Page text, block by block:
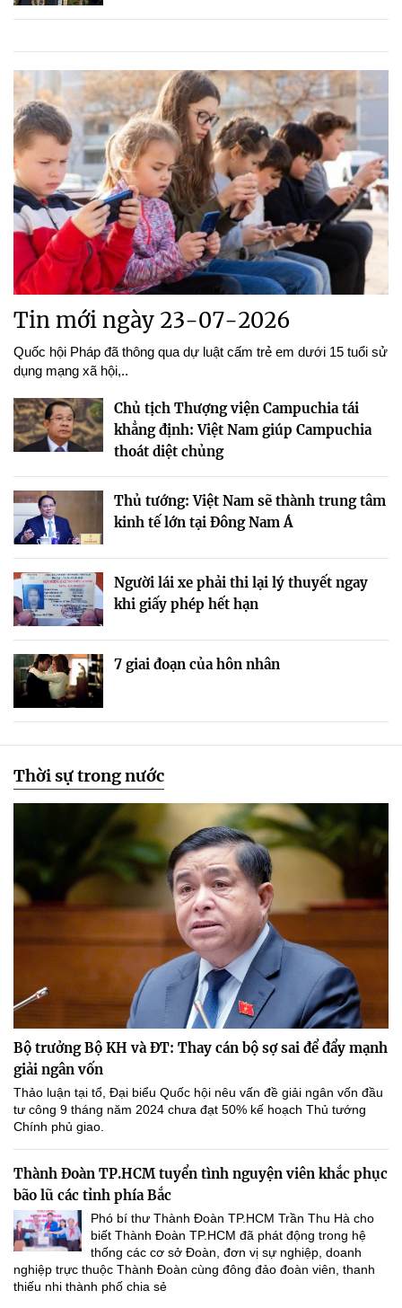
Tin mới ngày 23-07-2026
Quốc hội Pháp đã thông qua dự luật cấm trẻ em dưới 15 tuổi sử
dụng mạng xã hội,..
Chủ tịch Thượng viện Campuchia tái
khẳng định: Việt Nam giúp Campuchia
thoát diệt chủng
Thủ tướng: Việt Nam sẽ thành trung tâm
kinh tế lớn tại Đông Nam Á
Người lái xe phải thi lại lý thuyết ngay
khi giấy phép hết hạn
7 giai đoạn của hôn nhân
Thời sự trong nước
Bộ trưởng Bộ KH và ĐT: Thay cán bộ sợ sai để đẩy mạnh
giải ngân vốn
Thảo luận tại tổ, Đại biểu Quốc hội nêu vấn đề giải ngân vốn đầu
tư công 9 tháng năm 2024 chưa đạt 50% kế hoạch Thủ tướng
Chính phủ giao.
Thành Đoàn TP.HCM tuyển tình nguyện viên khắc phục
bão lũ các tỉnh phía Bắc
Phó bí thư Thành Đoàn TP.HCM Trần Thu Hà cho
biết Thành Đoàn TP.HCM đã phát động trong hệ
thống các cơ sở Đoàn, đơn vị sự nghiệp, doanh
nghiệp trực thuộc Thành Đoàn cùng đông đảo đoàn viên, thanh
thiếu nhi thành phố chia sẻ